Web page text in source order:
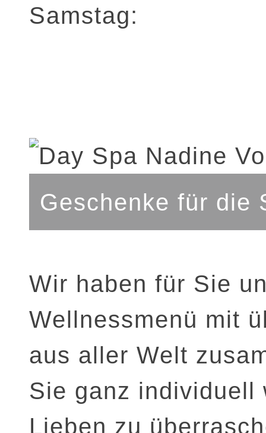
Samstag:
Geschenke für die
Wir haben für Sie
Wellnessmenü mit
aus aller Welt
Sie ganz individuell
Lieben zu